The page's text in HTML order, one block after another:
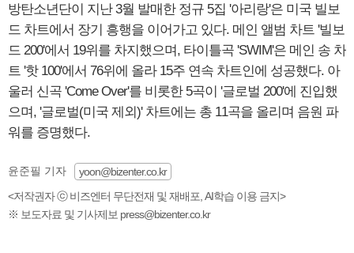
방탄소년단이 지난 3월 발매한 정규 5집 '아리랑'은 미국 빌보
드 차트에서 장기 흥행을 이어가고 있다. 메인 앨범 차트 '빌보
드 200'에서 19위를 차지했으며, 타이틀곡 'SWIM'은 메인 송 차
트 '핫 100'에서 76위에 올라 15주 연속 차트인에 성공했다. 아
울러 신곡 'Come Over'를 비롯한 5곡이 '글로벌 200'에 진입했
으며, '글로벌(미국 제외)' 차트에는 총 11곡을 올리며 음원 파
워를 증명했다.
윤준필 기자
yoon@bizenter.co.kr
<저작권자 ⓒ 비즈엔터 무단전재 및 재배포, AI학습 이용 금지>
※ 보도자료 및 기사제보 press@bizenter.co.kr